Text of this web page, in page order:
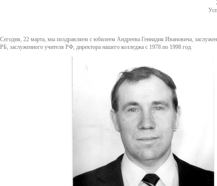
Сегодня, 22 марта, мы поздравляем с юбилеем Андреева Геннадия Ивановича,
РБ, заслуженного учителя РФ, директора нашего колледжа с 1978 по 1998 год.